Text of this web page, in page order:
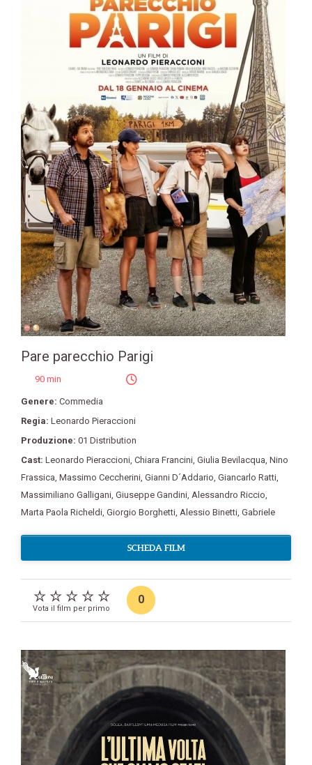
Pare parecchio Parigi
90 min
Genere: Commedia
Regia: Leonardo Pieraccioni
Produzione: 01 Distribution
Cast: Leonardo Pieraccioni Chiara Francini Giulia Bevilacqua Nino
Frassica Massimo Ceccherini Gianni D´Addario Giancarlo Ratti
Massimiliano Galligani Giuseppe Gandini Alessandro Riccio
Marta Paola Richeldi Giorgio Borghetti Alessio Binetti Gabriele
SCHEDA FILM
Vota il film per primo
0